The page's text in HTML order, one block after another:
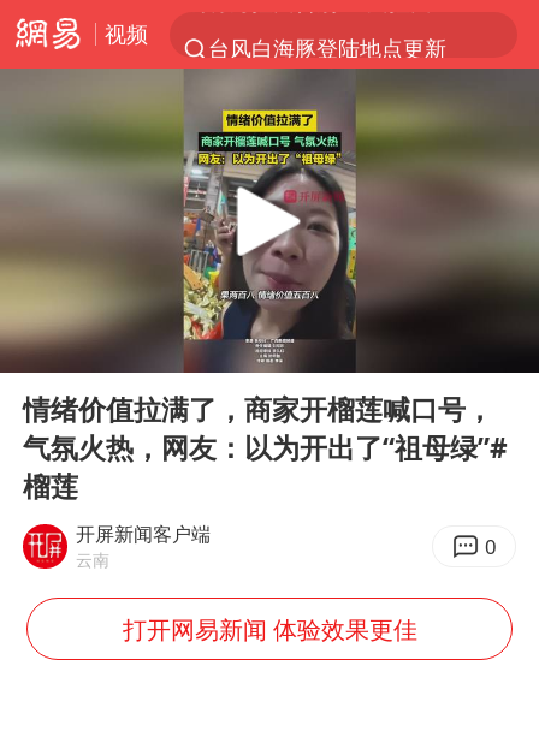
视频
台风白海豚登陆地点更新
台风白海豚进入48小时警戒线
中方回应是否在太平洋海底开采稀土
台风白海豚影响中国已成定局
佛得角门将亮相智利俱乐部主场
看守所辅警收受10万获刑1年
多地要求领导干部带头休假
U17国足1分钟轰2球
27岁女子成组织卖淫集团主犯被通缉
房主任回应争议
Play
00:00
情绪价值拉满了，商家开榴莲喊口号，
气氛火热，网友：以为开出了“祖母绿”#
榴莲
开屏新闻客户端
云南 0
打开网易新闻 体验效果更佳